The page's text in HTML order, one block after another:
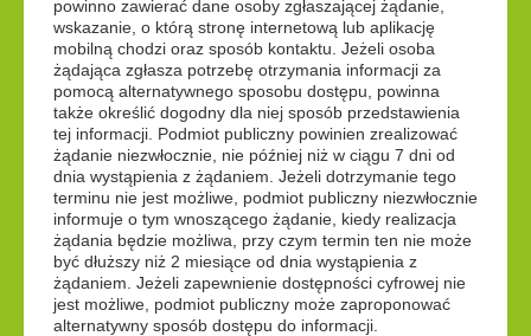
powinno zawierać dane osoby zgłaszającej żądanie,
wskazanie, o którą stronę internetową lub aplikację
mobilną chodzi oraz sposób kontaktu. Jeżeli osoba
żądająca zgłasza potrzebę otrzymania informacji za
pomocą alternatywnego sposobu dostępu, powinna
także określić dogodny dla niej sposób przedstawienia
tej informacji. Podmiot publiczny powinien zrealizować
żądanie niezwłocznie, nie później niż w ciągu 7 dni od
dnia wystąpienia z żądaniem. Jeżeli dotrzymanie tego
terminu nie jest możliwe, podmiot publiczny niezwłocznie
informuje o tym wnoszącego żądanie, kiedy realizacja
żądania będzie możliwa, przy czym termin ten nie może
być dłuższy niż 2 miesiące od dnia wystąpienia z
żądaniem. Jeżeli zapewnienie dostępności cyfrowej nie
jest możliwe, podmiot publiczny może zaproponować
alternatywny sposób dostępu do informacji.